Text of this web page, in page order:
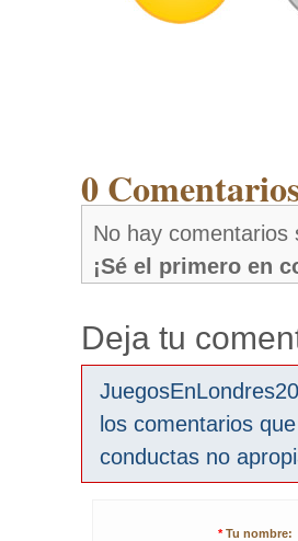
0
No hay comentarios
¡Sé el primero en
Deja tu
los comentarios
conductas no
* Tu nombre: